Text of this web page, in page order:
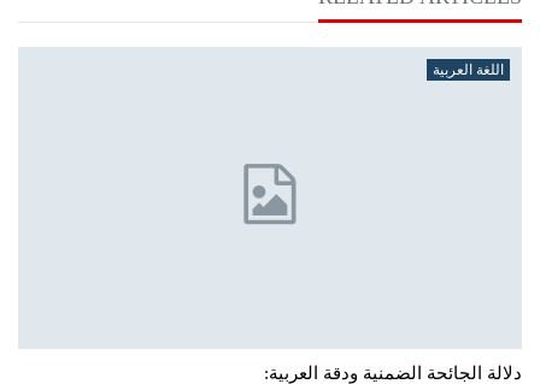
اللغة العربية
دلالة الجائحة الضمنية ودقة العربية: